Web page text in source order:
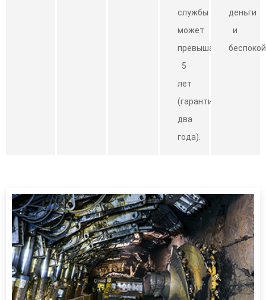
службы
может
превышать
5
лет
(гарантия
два
года).
деньги
и